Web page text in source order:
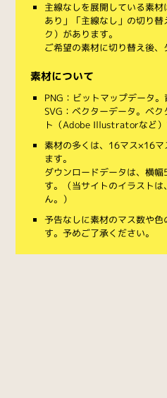
主線なしを展開している素
あり」「主線なし」の切り
ク）があります。
ご希望の素材に切り替え後、
素材について
PNG：ビットマップデータ。
SVG：ベクターデータ。ベ
ト（Adobe Illustratorなど）
素材の多くは、16マス×16
ます。
ダウンロードデータは、横
す。（当サイトのイラスト
ん。）
予告なしに素材のマス数や
す。予めご了承ください。